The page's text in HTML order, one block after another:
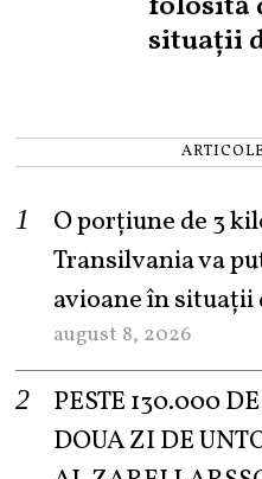
situații
O porțiune de 3
Transilvania va
avioane în situații
august 8, 2026
PESTE 130.000
DOUA ZI DE